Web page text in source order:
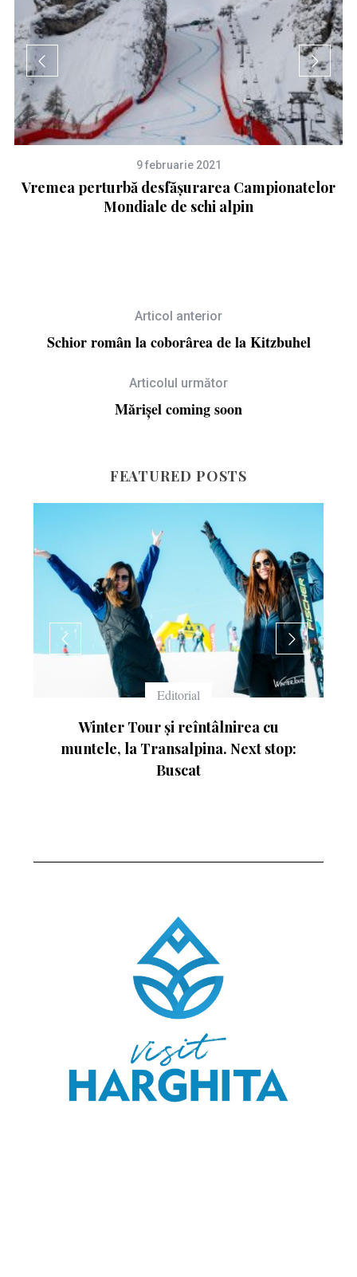
9 februarie 2021
Vremea perturbă desfășurarea Campionatelor
Mondiale de schi alpin
Articol anterior
Schior român la coborârea de la Kitzbuhel
Articolul următor
Mărișel coming soon
FEATURED POSTS
Echipament
Ce înseamnă numerele de pe schiuri